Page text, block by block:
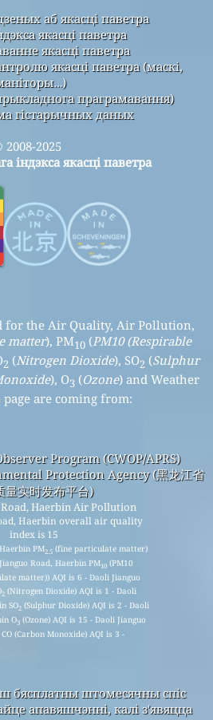
аб якасці паветра
якасці паветра
якасці паветра
якасці паветра (маскі,
праграмавання)
гістарычных даных
2008-2025
індэкса якасці паветра
for the Air Quality, Air Pollution,
matter), PM10(PM10 (Respirable
2 (Nitrogen Dioxide), SO2 (Sulphur
), O3 (Ozone) and Weather
are coming from:
Program (CWOP/APRS)
Protection Agency (黑龙江省
量实时发布平台)
Haerbin Air Pollution
Haerbin overall air quality
index is 15
PM2.5(fine particulate matter)
Road, Haerbin PM10 (PM10
matter)) AQI is 6 - Daoli Jianguo
2 (Nitrogen Dioxide) AQI is 1 - Daoli
SO2(Sulphur Dioxide) AQI is 2 - Daoli
O3 (Ozone) AQI is 15 - Daoli Jianguo
(Carbon Monoxide) AQI is 3 -
бясплатны штомесячны спіс
апавяшчэнні, калі з'явяцца